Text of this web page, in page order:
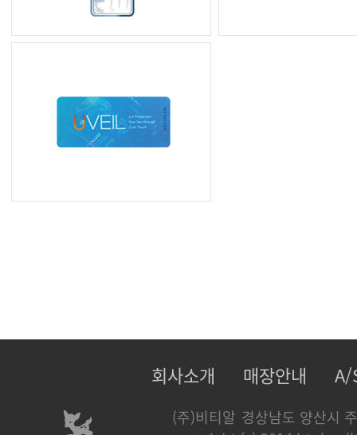
회사소개 매장안내 A/
(주)비티알 경상남도 양산시